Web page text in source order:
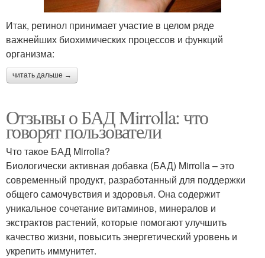
Итак, ретинол принимает участие в целом ряде
важнейших биохимических процессов и функций
организма:
читать дальше →
Отзывы о БАД Mirrolla: что
говорят пользователи
Что такое БАД Mirrolla?
Биологически активная добавка (БАД) Mirrolla – это
современный продукт, разработанный для поддержки
общего самочувствия и здоровья. Она содержит
уникальное сочетание витаминов, минералов и
экстрактов растений, которые помогают улучшить
качество жизни, повысить энергетический уровень и
укрепить иммунитет.